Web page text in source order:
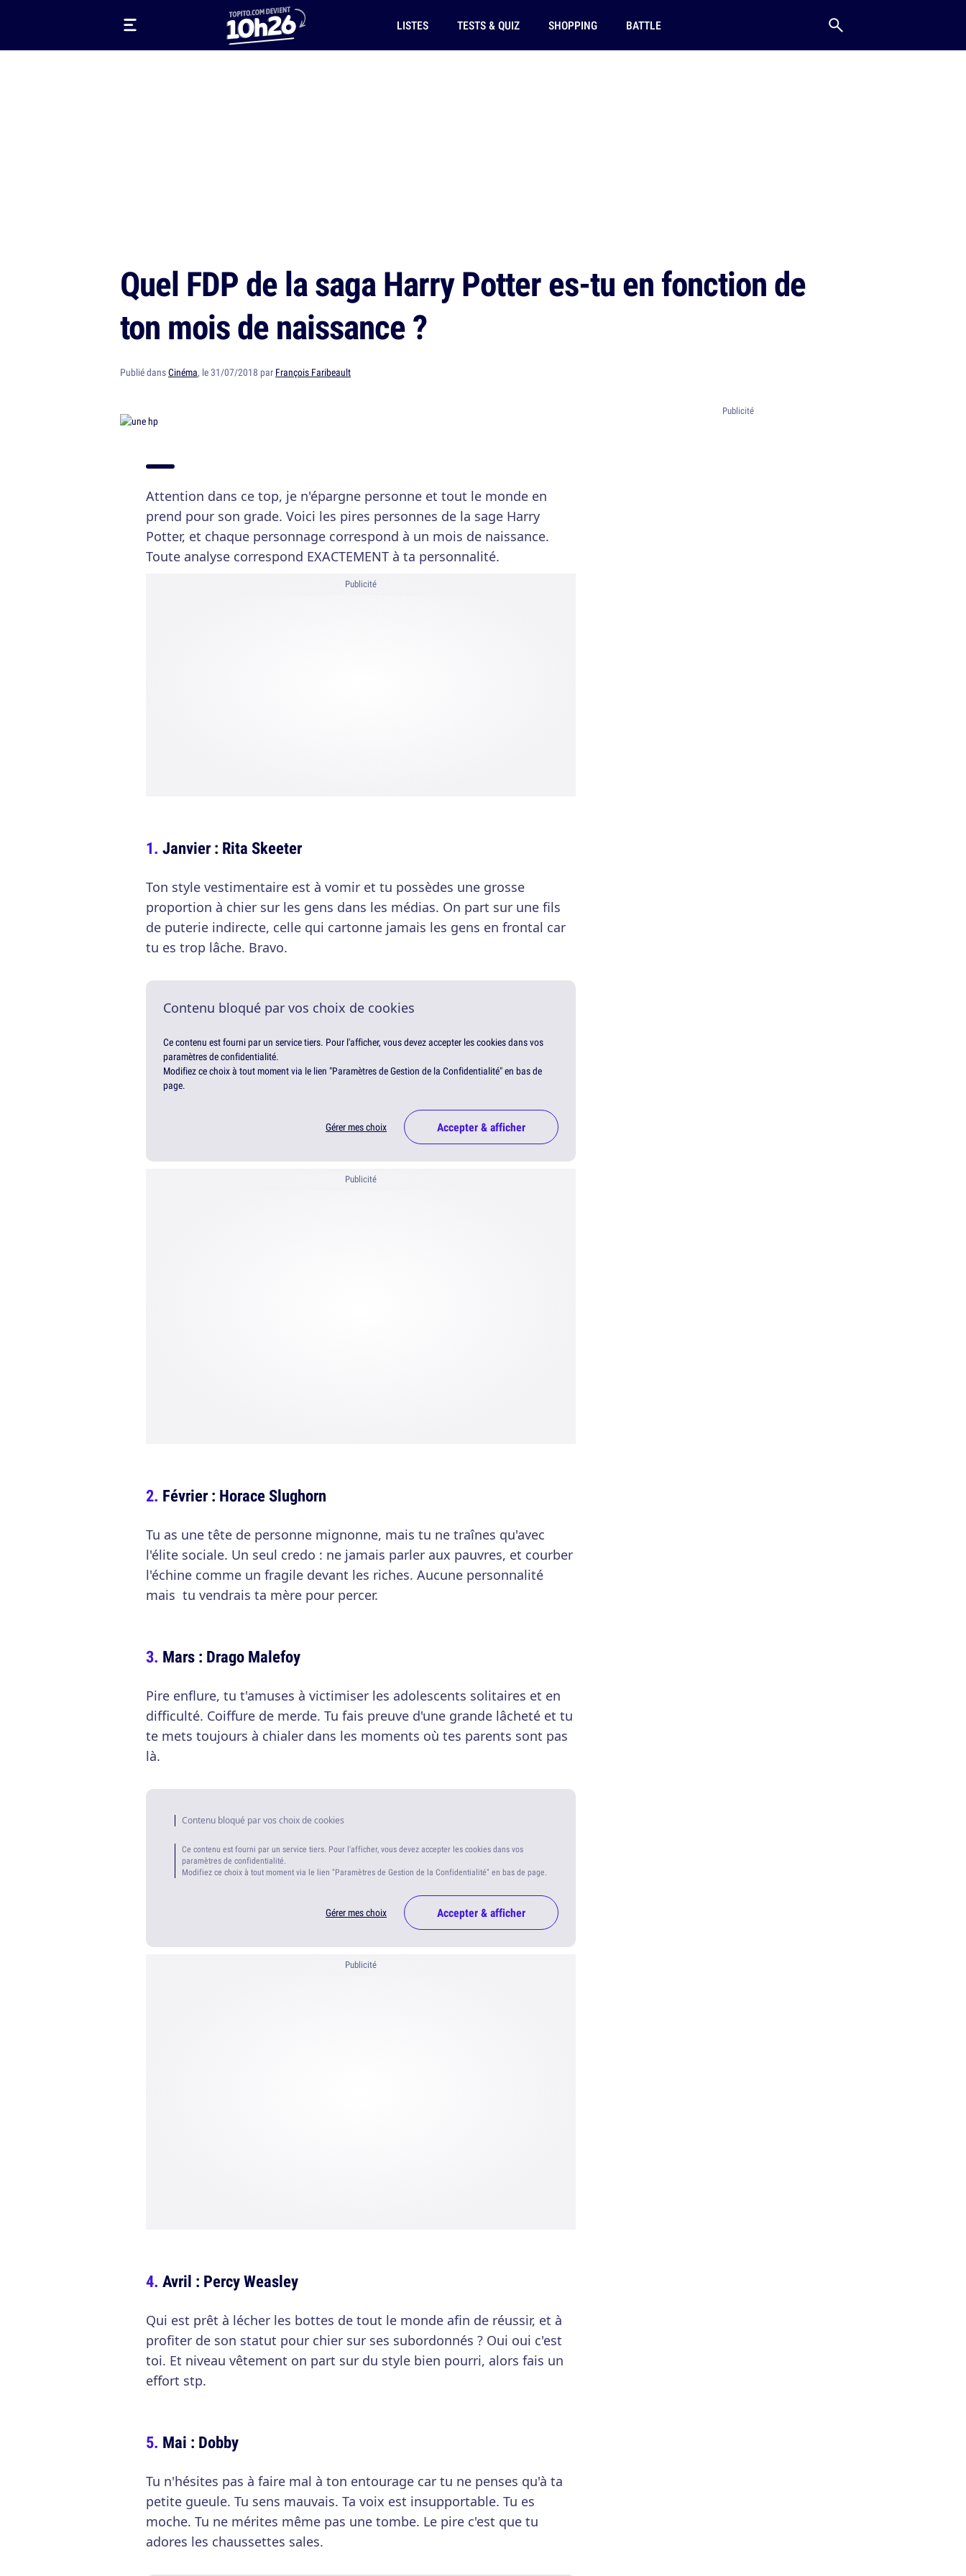
LISTES TESTS & QUIZ SHOPPING BATTLE
Quel FDP de la saga Harry Potter es-tu en fonction de
ton mois de naissance ?
Publié dansCinéma, le 31/07/2018 par François Faribeault
Attention dans ce top, je n'épargne personne et tout le monde en
prend pour son grade. Voici les pires personnes de la sage Harry
Potter, et chaque personnage correspond à un mois de naissance.
Toute analyse correspond EXACTEMENT à ta personnalité.
Publicité
Janvier : Rita Skeeter
Ton style vestimentaire est à vomir et tu possèdes une grosse
proportion à chier sur les gens dans les médias. On part sur une fils
de puterie indirecte, celle qui cartonne jamais les gens en frontal car
tu es trop lâche. Bravo.
Contenu bloqué par vos choix de cookies
Ce contenu est fourni par un service tiers. Pour l'afficher, vous devez accepter les cookies dans vos
paramètres de confidentialité.
Modifiez ce choix à tout moment via le lien "Paramètres de Gestion de la Confidentialité" en bas de
page.
Gérer mes choix Accepter & afficher
Publicité
Février : Horace Slughorn
Tu as une tête de personne mignonne, mais tu ne traînes qu'avec
l'élite sociale. Un seul credo : ne jamais parler aux pauvres, et courber
l'échine comme un fragile devant les riches. Aucune personnalité
mais tu vendrais ta mère pour percer.
Mars : Drago Malefoy
Pire enflure, tu t'amuses à victimiser les adolescents solitaires et en
difficulté. Coiffure de merde. Tu fais preuve d'une grande lâcheté et tu
te mets toujours à chialer dans les moments où tes parents sont pas
là.
Contenu bloqué par vos choix de cookies
Ce contenu est fourni par un service tiers. Pour l'afficher, vous devez accepter les cookies dans vos
paramètres de confidentialité.
Modifiez ce choix à tout moment via le lien "Paramètres de Gestion de la Confidentialité" en bas de page.
Gérer mes choix Accepter & afficher
Publicité
Avril : Percy Weasley
Qui est prêt à lécher les bottes de tout le monde afin de réussir, et à
profiter de son statut pour chier sur ses subordonnés ? Oui oui c'est
toi. Et niveau vêtement on part sur du style bien pourri, alors fais un
effort stp.
Mai : Dobby
Tu n'hésites pas à faire mal à ton entourage car tu ne penses qu'à ta
petite gueule. Tu sens mauvais. Ta voix est insupportable. Tu es
moche. Tu ne mérites même pas une tombe. Le pire c'est que tu
adores les chaussettes sales.